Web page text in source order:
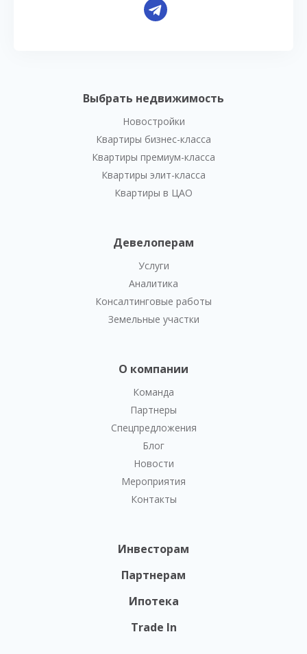
Выбрать недвижимость
Новостройки
Квартиры бизнес-класса
Квартиры премиум-класса
Квартиры элит-класса
Квартиры в ЦАО
Девелоперам
Услуги
Аналитика
Консалтинговые работы
Земельные участки
О компании
Команда
Партнеры
Спецпредложения
Блог
Новости
Мероприятия
Контакты
Инвесторам
Партнерам
Ипотека
Trade In